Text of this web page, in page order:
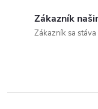
Zákazník
Zákazník sa